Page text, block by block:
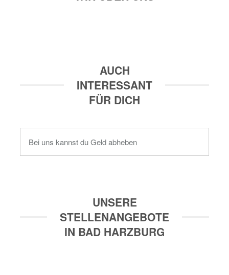
AUCH
INTERESSANT
FÜR DICH
Bei uns kannst du Geld abheben
UNSERE
STELLENANGEBOTE
IN BAD HARZBURG